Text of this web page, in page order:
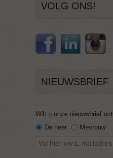
VOLG ONS!
NIEUWSBRIEF
Wilt u onze nieuwsbrief
De heer
Mevrouw